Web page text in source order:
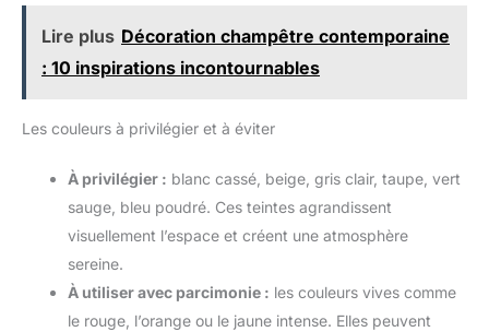
Lire plus Décoration champêtre contemporaine
: 10 inspirations incontournables
Les couleurs à privilégier et à éviter
À privilégier : blanc cassé, beige, gris clair, taupe, vert
sauge, bleu poudré. Ces teintes agrandissent
visuellement l’espace et créent une atmosphère
sereine.
À utiliser avec parcimonie : les couleurs vives comme
le rouge, l’orange ou le jaune intense. Elles peuvent